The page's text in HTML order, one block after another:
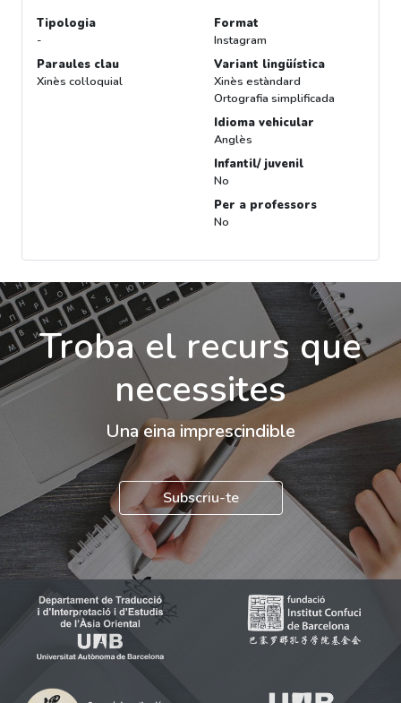
Tipologia
-
Paraules clau
Xinès col·loquial
Format
Instagram
Variant lingüística
Xinès estàndard
Ortografia simplificada
Idioma vehicular
Anglès
Infantil/ juvenil
No
Per a professors
No
Troba el recurs que
necessites
Una eina imprescindible
Subscriu-te